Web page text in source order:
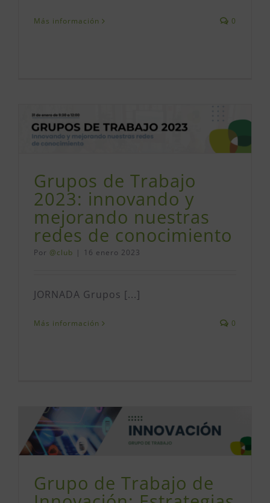
Más información 0
Grupos de Trabajo
2023: innovando y
mejorando nuestras
redes de conocimiento
Por @club | 16 enero 2023
JORNADA Grupos [...]
Más información 0
Grupo de Trabajo de